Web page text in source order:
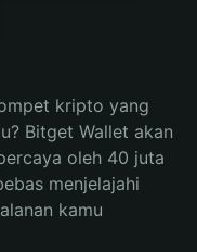
kripto yang
Bitget Wallet akan
oleh 40 juta
menjelajahi
kamu